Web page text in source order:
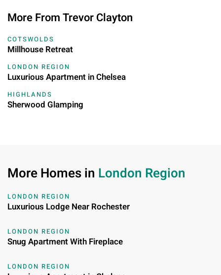
More From Trevor Clayton
COTSWOLDS
Millhouse Retreat
LONDON REGION
Luxurious Apartment in Chelsea
HIGHLANDS
Sherwood Glamping
More Homes in London Region
LONDON REGION
Luxurious Lodge Near Rochester
LONDON REGION
Snug Apartment With Fireplace
LONDON REGION